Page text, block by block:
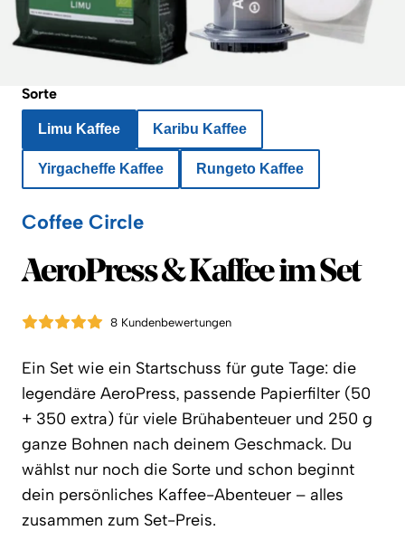
Sorte
Limu Kaffee Karibu Kaffee
Yirgacheffe Kaffee Rungeto Kaffee
Coffee Circle
Coffee Circle
AeroPress & Kaffee im Set
8 Kundenbewertungen
Ein Set wie ein Startschuss für gute Tage: die
legendäre AeroPress, passende Papierfilter (50
+ 350 extra) für viele Brühabenteuer und 250 g
ganze Bohnen nach deinem Geschmack. Du
wählst nur noch die Sorte und schon beginnt
dein persönliches Kaffee-Abenteuer – alles
zusammen zum Set-Preis.